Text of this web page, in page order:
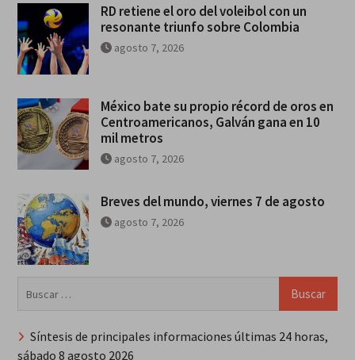
RD retiene el oro del voleibol con un
resonante triunfo sobre Colombia
agosto 7, 2026
México bate su propio récord de oros en
Centroamericanos, Galván gana en 10
mil metros
agosto 7, 2026
Breves del mundo, viernes 7 de agosto
agosto 7, 2026
Síntesis de principales informaciones últimas 24 horas,
sábado 8 agosto 2026